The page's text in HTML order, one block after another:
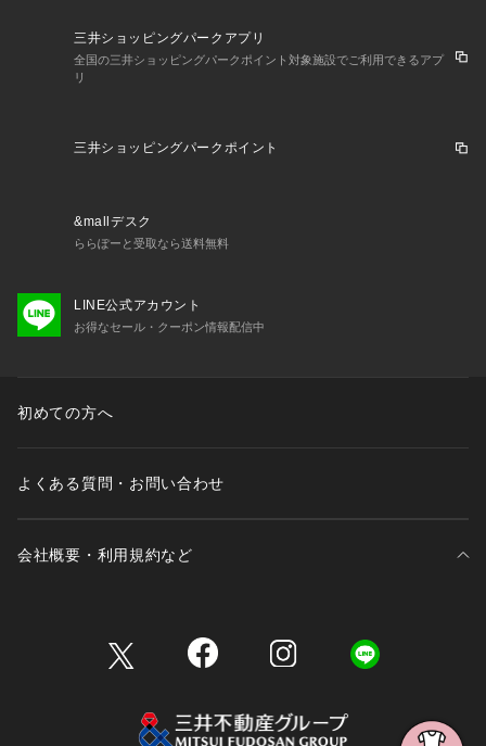
三井ショッピングパークアプリ
全国の三井ショッピングパークポイント対象施設でご利用できるアプ
リ
三井ショッピングパークポイント
&mallデスク
ららぽーと受取なら送料無料
LINE公式アカウント
お得なセール・クーポン情報配信中
初めての方へ
よくある質問・お問い合わせ
会社概要・利用規約など